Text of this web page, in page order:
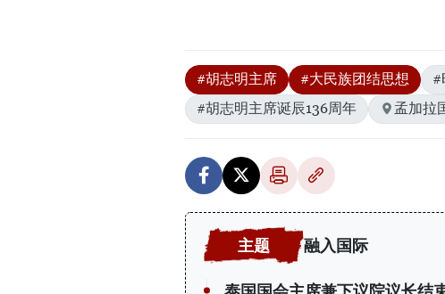
#胡志明主席 #大民族团结思想 #
#胡志明主席诞辰136周年
孟加拉
融入国际